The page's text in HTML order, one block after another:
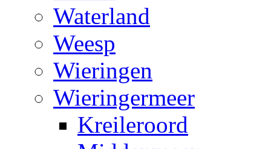
Waterland
Weesp
Wieringen
Wieringermeer
Kreileroord